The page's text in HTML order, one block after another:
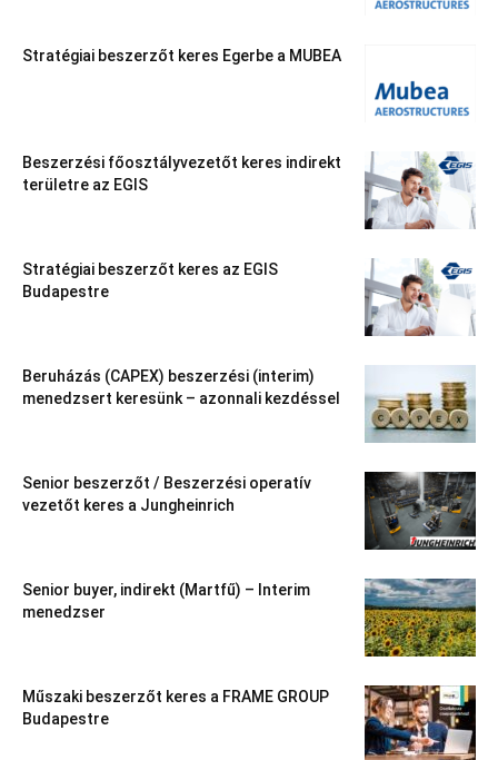
Stratégiai beszerzőt keres Egerbe a MUBEA
Beszerzési főosztályvezetőt keres indirekt
területre az EGIS
Stratégiai beszerzőt keres az EGIS
Budapestre
Beruházás (CAPEX) beszerzési (interim)
menedzsert keresünk – azonnali kezdéssel
Senior beszerzőt / Beszerzési operatív
vezetőt keres a Jungheinrich
Senior buyer, indirekt (Martfű) – Interim
menedzser
Műszaki beszerzőt keres a FRAME GROUP
Budapestre